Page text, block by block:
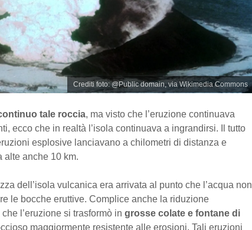
Crediti foto: @Public domain, via Wikimedia Commons
tale roccia, ma visto che l’eruzione continuava
ecco che in realtà l’isola continuava a ingrandirsi. Il tutto
esplosive lanciavano a chilometri di distanza e
alte anche 10 km.
dell’isola vulcanica era arrivata al punto che l’acqua non
le bocche eruttive. Complice anche la riduzione
l’eruzione si trasformò in grosse colate e fontane di
maggiormente resistente alle erosioni. Tali eruzioni